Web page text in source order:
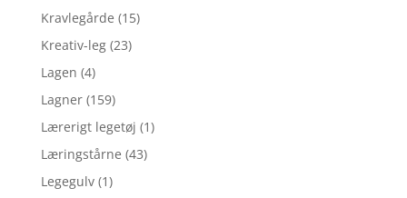
Kravlegårde (15)
Kreativ-leg (23)
Lagen (4)
Lagner (159)
Lærerigt legetøj (1)
Læringstårne (43)
Legegulv (1)